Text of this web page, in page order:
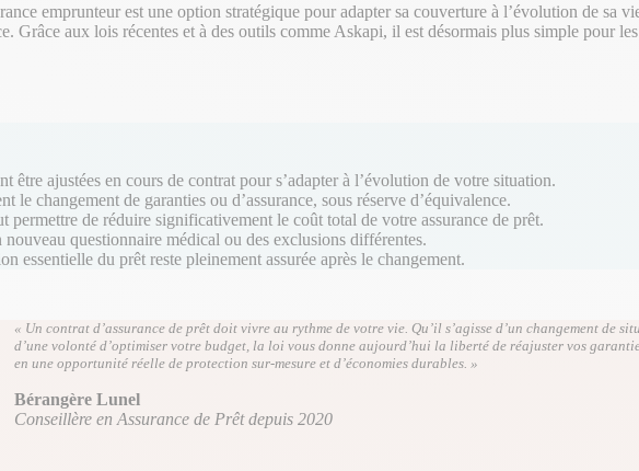
emprunteur est une option stratégique pour adapter sa couverture à l’évolution de sa
Grâce aux lois récentes et à des outils comme Askapi, il est désormais plus simple pour
être ajustées en cours de contrat pour s’adapter à l’évolution de votre situation.
changement de garanties ou d’assurance, sous réserve d’équivalence.
permettre de réduire significativement le coût total de votre assurance de prêt.
questionnaire médical ou des exclusions différentes.
essentielle du prêt reste pleinement assurée après le changement.
« Un contrat d’assurance de prêt doit vivre au rythme de votre vie. Qu’il s’agisse d’un changement de
d’une volonté d’optimiser votre budget, la loi vous donne aujourd’hui la liberté de réajuster vos
en une opportunité réelle de protection sur-mesure et d’économies durables. »
Bérangère Lunel
Conseillère en Assurance de Prêt depuis 2020